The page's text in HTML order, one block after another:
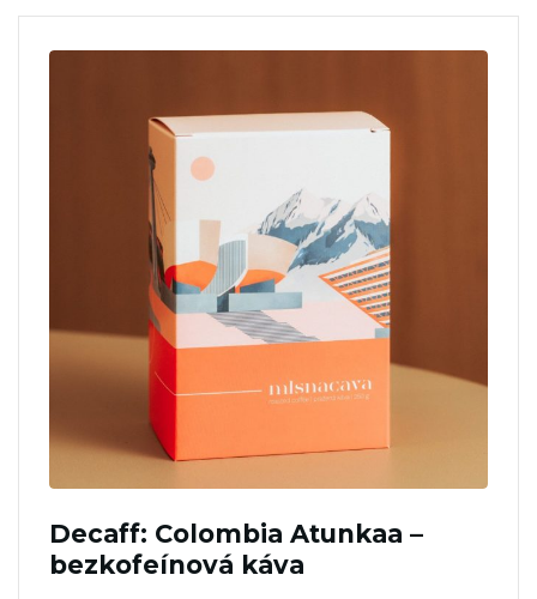
Decaff: Colombia Atunkaa –
bezkofeínová káva